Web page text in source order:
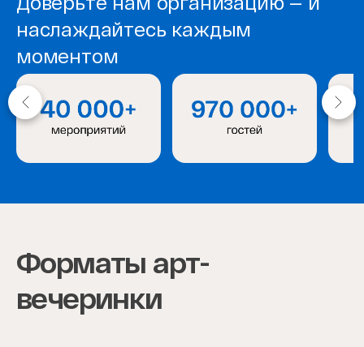
наслаждайтесь каждым
моментом
of
Форматы арт-
вечеринки